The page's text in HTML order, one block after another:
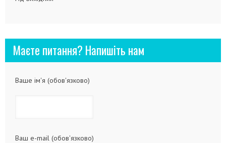
Маєте питання? Напишіть нам
Ваше ім'я (обов'язково)
Ваш e-mail (обов'язково)